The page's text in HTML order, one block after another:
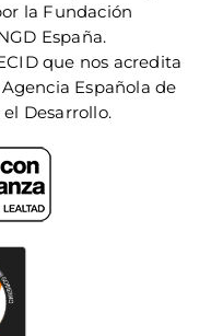
la Fundación
España.
que nos acredita
Española de
Desarrollo.